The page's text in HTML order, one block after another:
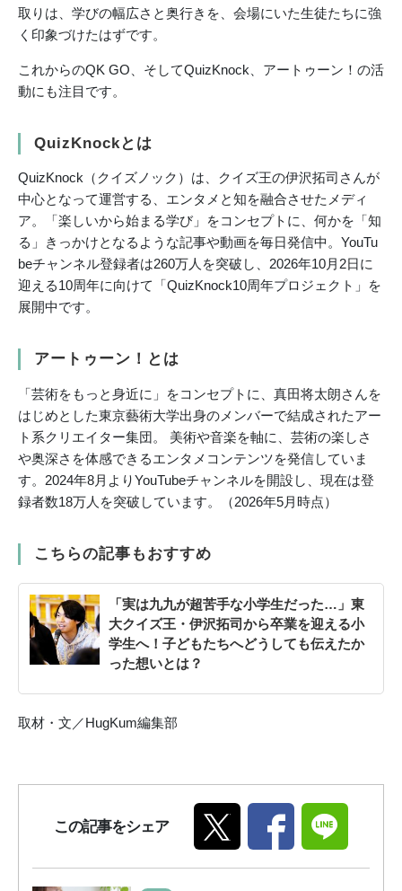
取りは、学びの幅広さと奥行きを、会場にいた生徒たちに強
く印象づけたはずです。
これからのQK GO、そしてQuizKnock、アートゥーン！の活
動にも注目です。
QuizKnockとは
QuizKnock（クイズノック）は、クイズ王の伊沢拓司さんが
中心となって運営する、エンタメと知を融合させたメディ
ア。「楽しいから始まる学び」をコンセプトに、何かを「知
る」きっかけとなるような記事や動画を毎日発信中。YouTu
beチャンネル登録者は260万人を突破し、2026年10月2日に
迎える10周年に向けて「QuizKnock10周年プロジェクト」を
展開中です。
アートゥーン！とは
「芸術をもっと身近に」をコンセプトに、真田将太朗さんを
はじめとした東京藝術大学出身のメンバーで結成されたアー
ト系クリエイター集団。 美術や音楽を軸に、芸術の楽しさ
や奥深さを体感できるエンタメコンテンツを発信していま
す。2024年8月よりYouTubeチャンネルを開設し、現在は登
録者数18万人を突破しています。（2026年5月時点）
こちらの記事もおすすめ
「実は九九が超苦手な小学生だった…」東
大クイズ王・伊沢拓司から卒業を迎える小
学生へ！子どもたちへどうしても伝えたか
った想いとは？
取材・文／HugKum編集部
この記事をシェア